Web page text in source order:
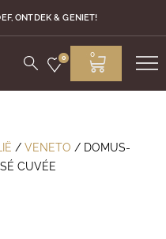
ONTDEK & GENIET!
0 0
/ VENETO / DOMUS-
CUVÉE